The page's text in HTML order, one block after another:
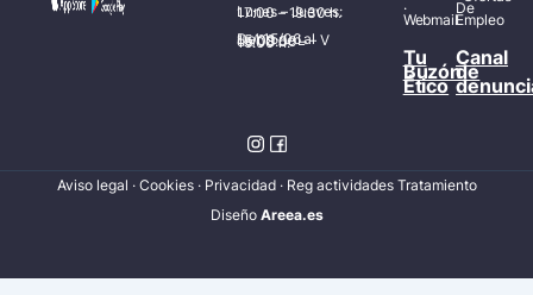
Lunes – Jueves: 17:00 – 19:30 h.
Del 15/06 al 15/09 de L – V de 08:00 – 15:00 h.
·
Webmail
De
Empleo
Tu
Buzón
Ético
Canal
de
Aviso legal · Cookies· Privacidad · Reg actividades Tratamiento
Diseño Areea.es